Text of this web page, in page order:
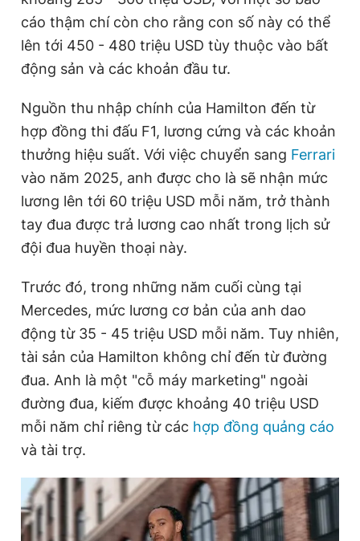
cáo thậm chí còn cho rằng con số này có thể
lên tới 450 - 480 triệu USD tùy thuộc vào bất
động sản và các khoản đầu tư.
Nguồn thu nhập chính của Hamilton đến từ
hợp đồng thi đấu F1, lương cứng và các khoản
thưởng hiệu suất. Với việc chuyển sang Ferrari
vào năm 2025, anh được cho là sẽ nhận mức
lương lên tới 60 triệu USD mỗi năm, trở thành
tay đua được trả lương cao nhất trong lịch sử
đội đua huyền thoại này.
Trước đó, trong những năm cuối cùng tại
Mercedes, mức lương cơ bản của anh dao
động từ 35 - 45 triệu USD mỗi năm. Tuy nhiên,
tài sản của Hamilton không chỉ đến từ đường
đua. Anh là một "cỗ máy marketing" ngoài
đường đua, kiếm được khoảng 40 triệu USD
mỗi năm chỉ riêng từ các hợp đồng quảng cáo
và tài trợ.